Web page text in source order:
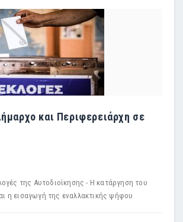
και Περιφερειάρχη σε
της Αυτοδιοίκησης - Η κατάργηση του
η εισαγωγή της εναλλακτικής ψήφου